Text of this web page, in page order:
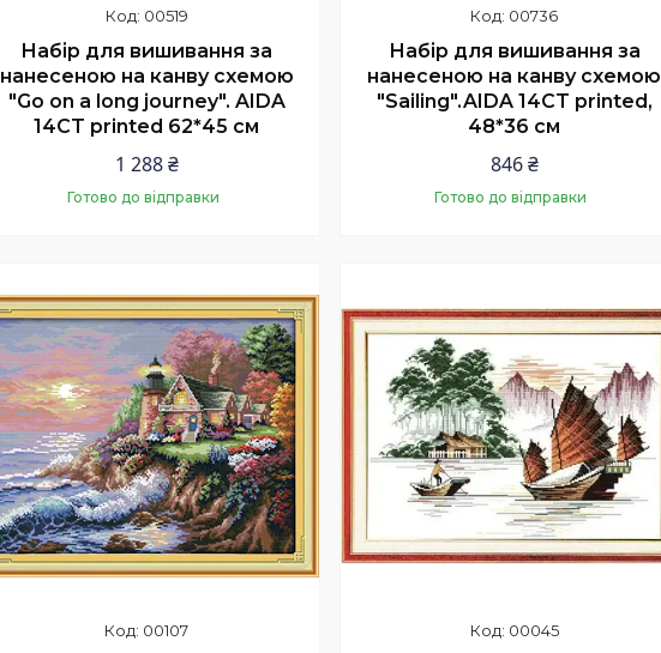
00519
Набір для вишивання за
нанесеною на канву схемою
"Go on a long journey". AIDA
14CT printed 62*45 см
1 288 ₴
Готово до відправки
00736
Набір для вишивання за
нанесеною на канву схемою
"Sailing".AIDA 14CT printed,
48*36 см
846 ₴
Готово до відправки
00107 00045